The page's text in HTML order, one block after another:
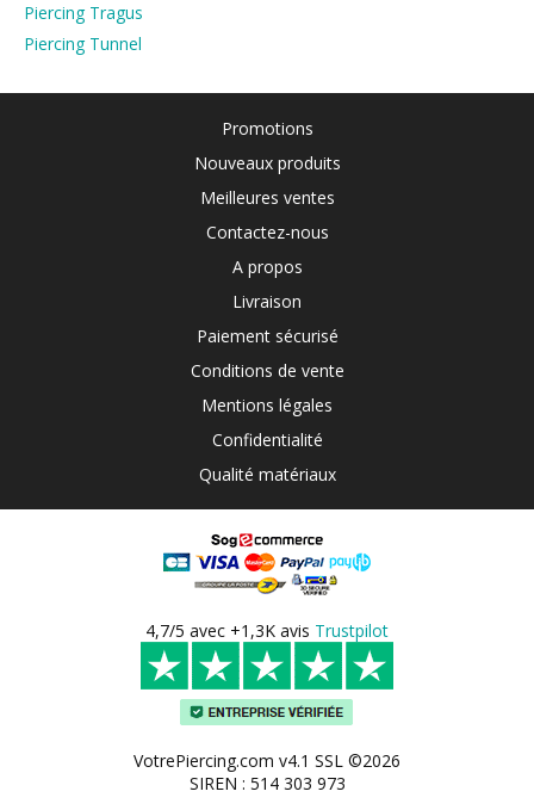
Piercing Tragus
Piercing Tunnel
Promotions
Nouveaux produits
Meilleures ventes
Contactez-nous
A propos
Livraison
Paiement sécurisé
Conditions de vente
Mentions légales
Confidentialité
Qualité matériaux
4,7/5 avec +1,3K avis Trustpilot
VotrePiercing.com v4.1 SSL ©2026
SIREN : 514 303 973